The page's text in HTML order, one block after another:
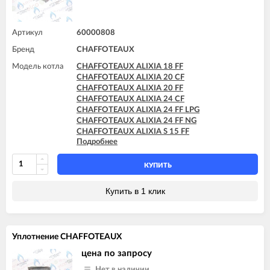
CHAFFOTEAUX TALIA 35 FF
Артикул 60000808
Бренд CHAFFOTEAUX
Модель котла
CHAFFOTEAUX ALIXIA 18 FF
CHAFFOTEAUX ALIXIA 20 CF
CHAFFOTEAUX ALIXIA 20 FF
CHAFFOTEAUX ALIXIA 24 CF
CHAFFOTEAUX ALIXIA 24 FF LPG
CHAFFOTEAUX ALIXIA 24 FF NG
CHAFFOTEAUX ALIXIA S 15 FF
CHAFFOTEAUX ALIXIA S 18 FF
CHAFFOTEAUX ALIXIA S 20 CF
CHAFFOTEAUX ALIXIA S 20 FF
CHAFFOTEAUX ALIXIA S 24 CF
CHAFFOTEAUX ALIXIA S 24 FF
CHAFFOTEAUX ALIXIA SIMPLE 24 FF
CHAFFOTEAUX ALIXIA SIMPLE S 18 CF
Подробнее
КУПИТЬ
Купить в 1 клик
Уплотнение CHAFFOTEAUX
цена по запросу